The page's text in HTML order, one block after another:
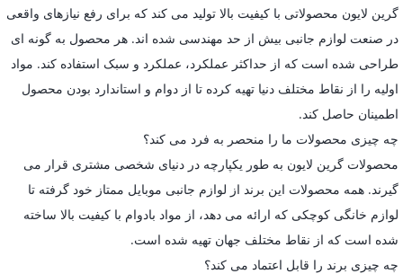
گرین لایون محصولاتی با کیفیت بالا تولید می کند که برای رفع نیازهای واقعی
در صنعت لوازم جانبی بیش از حد مهندسی شده اند. هر محصول به گونه ای
طراحی شده است که از حداکثر عملکرد، عملکرد و سبک استفاده کند. مواد
اولیه را از نقاط مختلف دنیا تهیه کرده تا از دوام و استاندارد بودن محصول
اطمینان حاصل کند.
چه چیزی محصولات ما را منحصر به فرد می کند؟
محصولات گرین لایون به طور یکپارچه در دنیای شخصی مشتری قرار می
گیرند. همه محصولات این برند از لوازم جانبی موبایل ممتاز خود گرفته تا
لوازم خانگی کوچکی که ارائه می دهد، از مواد بادوام با کیفیت بالا ساخته
شده است که از نقاط مختلف جهان تهیه شده است.
چه چیزی برند را قابل اعتماد می کند؟